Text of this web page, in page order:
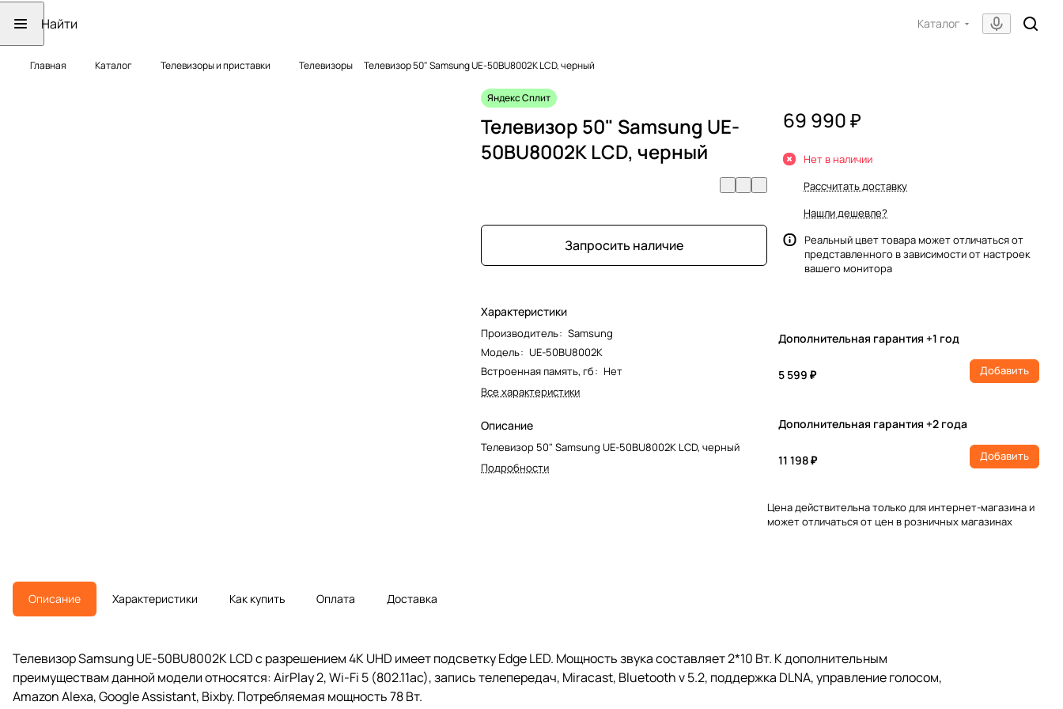
Каталог
Главная Каталог Телевизоры и приставки Телевизоры Телевизор 50" Samsung UE-50BU8002K LCD, черный
Яндекс Сплит
Телевизор 50" Samsung UE-
50BU8002K LCD, черный
Запросить наличие
Характеристики
Производитель: Samsung
Модель: UE-50BU8002K
Встроенная память, гб: Нет
Все характеристики
Описание
Телевизор 50" Samsung UE-50BU8002K LCD, черный
Подробности
69 990 ₽
Нет в наличии
Рассчитать доставку
Нашли дешевле?
Реальный цвет товара может отличаться от
представленного в зависимости от настроек
вашего монитора
Дополнительная гарантия +1 год
5 599 ₽ Добавить
Дополнительная гарантия +2 года
11 198 ₽ Добавить
Цена действительна только для интернет-магазина и
может отличаться от цен в розничных магазинах
Описание Характеристики Как купить Оплата Доставка
Телевизор Samsung UE-50BU8002K LCD с разрешением 4K UHD имеет подсветку Edge LED. Мощность звука составляет 2*10 Вт. К дополнительным
преимуществам данной модели относятся: AirPlay 2, Wi-Fi 5 (802.11ac), запись телепередач, Miracast, Bluetooth v 5.2, поддержка DLNA, управление голосом,
Amazon Alexa, Google Assistant, Bixby. Потребляемая мощность 78 Вт.